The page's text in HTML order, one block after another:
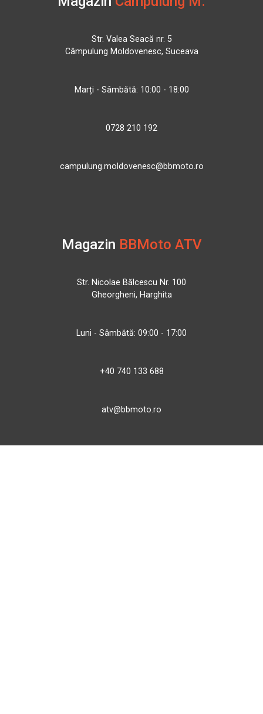
Str. Valea Seacă nr. 5
Câmpulung Moldovenesc, Suceava
Marți - Sâmbătă: 10:00 - 18:00
0728 210 192
campulung.moldovenesc@bbmoto.ro
Magazin BBMoto ATV
Str. Nicolae Bălcescu Nr. 100
Gheorgheni, Harghita
Luni - Sâmbătă: 09:00 - 17:00
+40 740 133 688
atv@bbmoto.ro